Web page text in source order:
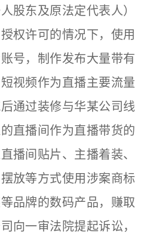
股东及原法定代表人）
权许可的情况下，使用
号，制作发布大量带有
视频作为直播主要流量
通过装修与华某公司线
直播间作为直播带货的
播间贴片、主播着装、
放等方式使用涉案商标
品牌的数码产品，赚取
向一审法院提起诉讼，